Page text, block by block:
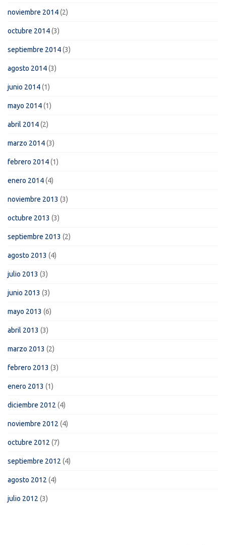
noviembre 2014(2)
octubre 2014(3)
septiembre 2014(3)
agosto 2014(3)
junio 2014(1)
mayo 2014(1)
abril 2014(2)
marzo 2014(3)
febrero 2014(1)
enero 2014(4)
noviembre 2013 (3)
octubre 2013 (3)
septiembre 2013 (2)
agosto 2013 (4)
julio 2013 (3)
junio 2013 (3)
mayo 2013 (6)
abril 2013 (3)
marzo 2013 (2)
febrero 2013 (3)
enero 2013 (1)
diciembre 2012 (4)
noviembre 2012 (4)
octubre 2012 (7)
septiembre 2012 (4)
agosto 2012 (4)
julio 2012 (3)